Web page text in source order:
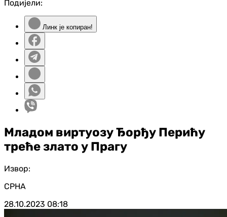
Подијели:
Линк је копиран!
Младом виртуозу Ђорђу Перићу
треће злато у Прагу
Извор:
СРНА
28.10.2023 08:18